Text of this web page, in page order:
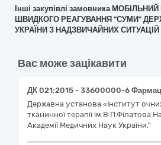
Інші закупівлі замовника
ШВИДКОГО РЕАГУВАННЯ "СУМИ"
УКРАЇНИ З НАДЗВИЧАЙНИХ СИТУАЦІЙ
Вас може зацікавити
Державна установа «Інститут
тканинної терапії ім.В.П.Філатова
Академії Медичних Наук України."